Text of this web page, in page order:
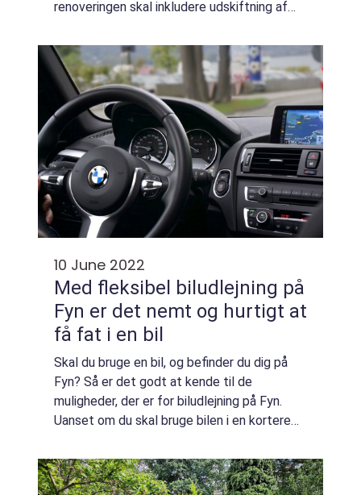
renoveringen skal inkludere udskiftning af
10 June 2022
Med fleksibel biludlejning på
Fyn er det nemt og hurtigt at
få fat i en bil
Skal du bruge en bil, og befinder du dig på
Fyn? Så er det godt at kende til de
muligheder, der er for biludlejning på Fyn.
Uanset om du skal bruge bilen i en kortere
og hurtigt få fat i en bil. Og det giver ...